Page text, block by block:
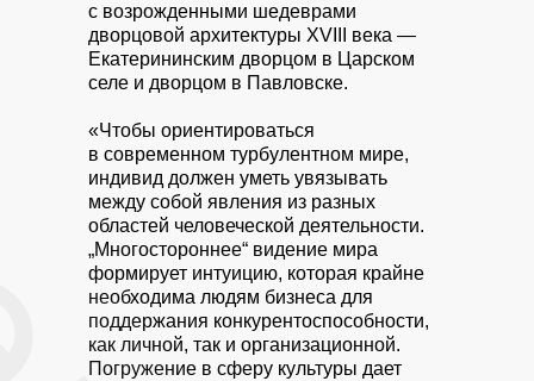
с возрожденными шедеврами
дворцовой архитектуры XVIII века —
Екатерининским дворцом в Царском
селе и дворцом в Павловске.
«Чтобы ориентироваться
в современном турбулентном мире,
индивид должен уметь увязывать
между собой явления из разных
областей человеческой деятельности.
„Многостороннее“ видение мира
формирует интуицию, которая крайне
необходима людям бизнеса для
поддержания конкурентоспособности,
как личной, так и организационной.
Погружение в сферу культуры дает